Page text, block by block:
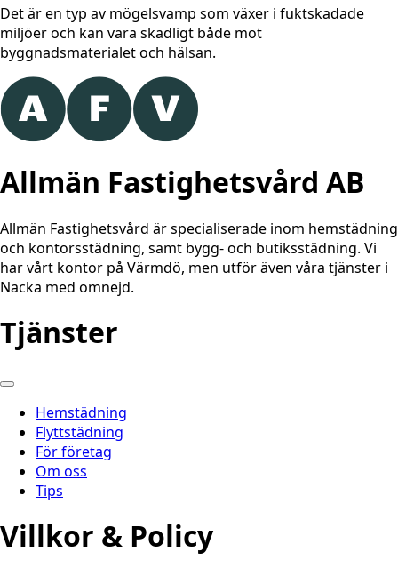
Det är en typ av mögelsvamp som växer i fuktskadade
miljöer och kan vara skadligt både mot
byggnadsmaterialet och hälsan.
Allmän Fastighetsvård AB
Allmän Fastighetsvård är specialiserade inom hemstädning
och kontorsstädning, samt bygg- och butiksstädning. Vi
har vårt kontor på Värmdö, men utför även våra tjänster i
Nacka med omnejd.
Tjänster
Hemstädning
Flyttstädning
För företag
Om oss
Tips
Villkor & Policy